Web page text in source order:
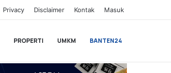
Privacy Disclaimer Kontak Masuk
PROPERTI UMKM BANTEN24